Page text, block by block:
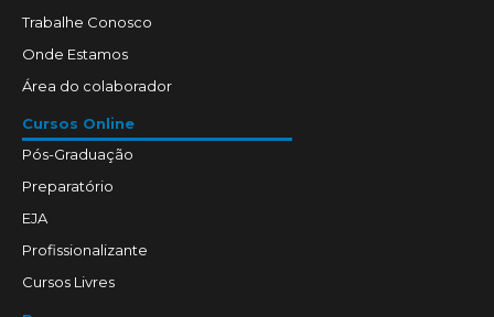
Trabalhe Conosco
Onde Estamos
Área do colaborador
Cursos Online
Pós-Graduação
Preparatório
EJA
Profissionalizante
Cursos Livres